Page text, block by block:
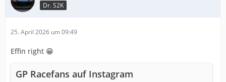
Dr. S2K
25. April 2026 um 09:49
Effin right 😁
GP Racefans auf Instagram